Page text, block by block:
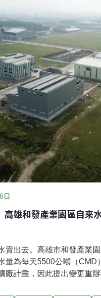
日
高雄和發產業園區自來
賣出去。高雄市和發產業
量為每天5500公噸（CMD
廠計畫，因此提出變更重